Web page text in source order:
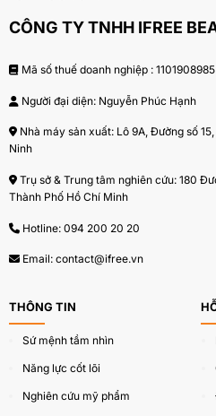
Với các khách hàng sử dụng
CÔNG TY TNHH IFREE
Mã số thuế doanh nghiệp : 1101908985
Người đại diện: Nguyễn Phúc Hạnh
Nhà máy sản xuất: Lô 9A, Đường số
Ninh
Trụ sở & Trung tâm nghiên cứu: 180
Thành Phố Hồ Chí Minh
Hotline: 094 200 20 20
Email: contact@ifree.vn
THÔNG TIN
Sứ mệnh tầm nhìn
Năng lực cốt lõi
Nghiên cứu mỹ phẩm